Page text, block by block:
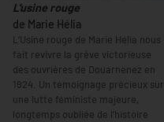
L'usine rouge
de Marie Hélia
L’Usine rouge de Marie Hélia nous
fait revivre la grève victorieuse
des ouvrières de Douarnenez en
1924. Un témoignage précieux sur
une lutte féministe majeure,
longtemps oubliée de l’histoire